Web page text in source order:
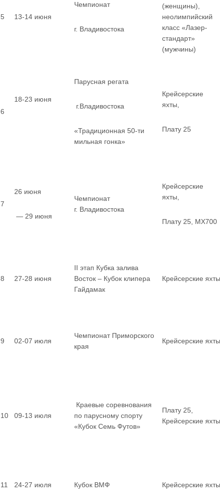
5 13-14 июня
Чемпионат
г. Владивостока
(женщины),
неолимпийский
класс «Лазер-
стандарт»
(мужчины)
6
18-23 июня
Парусная регата
г.Владивостока
«Традиционная 50-ти
мильная гонка»
Крейсерские
яхты,
Плату 25
7
26 июня
— 29 июня
Чемпионат
г. Владивостока
Крейсерские
яхты,
Плату 25, MX700
8 27-28 июня
II этап Кубка залива
Восток – Кубок клипера
Гайдамак
Крейсерские яхты
9 02-07 июля
Чемпионат Приморского
края
Крейсерские яхты
10 09-13 июля
Краевые соревнования
по парусному спорту
«Кубок Семь Футов»
Плату 25,
Крейсерские яхты
11 24-27 июля Кубок ВМФ Крейсерские яхты